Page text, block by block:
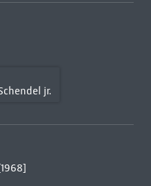
jr.